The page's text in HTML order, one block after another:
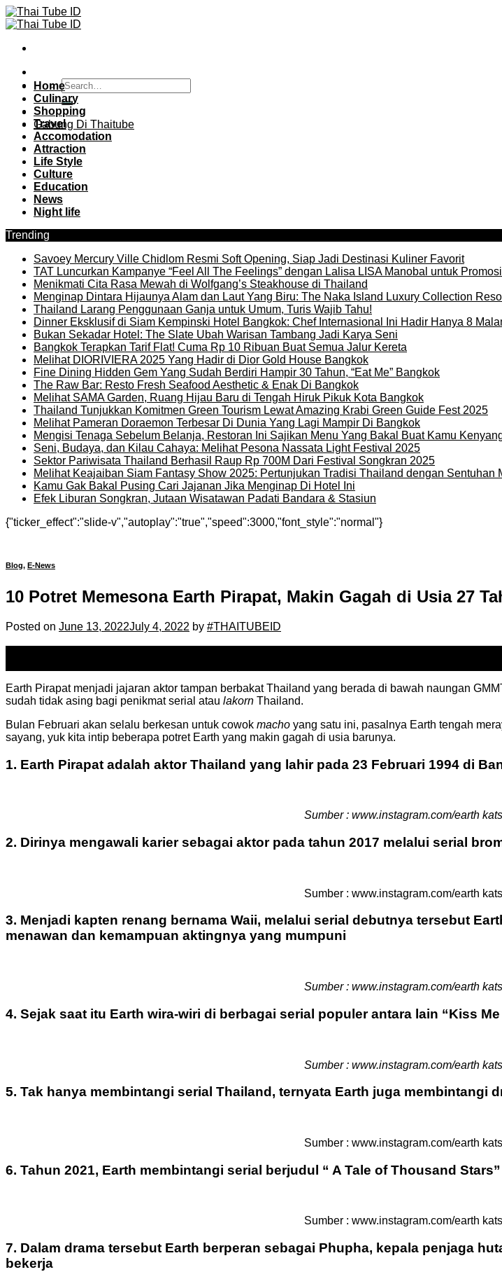
Skip
to
Gabung Di Thaitube
Home
Culinary
Shopping
Travel
Accomodation
Attraction
Life Style
Culture
Education
News
Night life
Trending
Savoey Mercury Ville Chidlom Resmi Soft Opening, Siap Jadi Destinasi Kuliner Favorit
TAT Luncurkan Kampanye “Feel All The Feelings” dengan Lalisa LISA Manobal untuk
Menikmati Cita Rasa Mewah di Wolfgang’s Steakhouse di Thailand
Menginap Dintara Hijaunya Alam dan Laut Yang Biru: The Naka Island Luxury Collection
Thailand Larang Penggunaan Ganja untuk Umum, Turis Wajib Tahu!
Dinner Eksklusif di Siam Kempinski Hotel Bangkok: Chef Internasional Ini Hadir Hanya 8
Bukan Sekadar Hotel: The Slate Ubah Warisan Tambang Jadi Karya Seni
Bangkok Terapkan Tarif Flat! Cuma Rp 10 Ribuan Buat Semua Jalur Kereta
Melihat DIORIVIERA 2025 Yang Hadir di Dior Gold House Bangkok
Fine Dining Hidden Gem Yang Sudah Berdiri Hampir 30 Tahun, “Eat Me” Bangkok
The Raw Bar: Resto Fresh Seafood Aesthetic & Enak Di Bangkok
Melihat SAMA Garden, Ruang Hijau Baru di Tengah Hiruk Pikuk Kota Bangkok
Thailand Tunjukkan Komitmen Green Tourism Lewat Amazing Krabi Green Guide Fest 2025
Melihat Pameran Doraemon Terbesar Di Dunia Yang Lagi Mampir Di Bangkok
Mengisi Tenaga Sebelum Belanja, Restoran Ini Sajikan Menu Yang Bakal Buat Kamu
Seni, Budaya, dan Kilau Cahaya: Melihat Pesona Nassata Light Festival 2025
Sektor Pariwisata Thailand Berhasil Raup Rp 700M Dari Festival Songkran 2025
Melihat Keajaiban Siam Fantasy Show 2025: Pertunjukan Tradisi Thailand dengan Sentuhan
Kamu Gak Bakal Pusing Cari Jajanan Jika Menginap Di Hotel Ini
Efek Liburan Songkran, Jutaan Wisatawan Padati Bandara & Stasiun
{"ticker_effect":"slide-v","autoplay":"true","speed":3000,"font_style":"normal"}
Blog, E-News
10 Potret Memesona Earth Pirapat, Makin Gagah di Usia 27
Posted on June 13, 2022July 4, 2022 by #THAITUBEID
Earth Pirapat menjadi jajaran aktor tampan berbakat Thailand yang berada di bawah naungan
sudah tidak asing bagi penikmat serial atau lakorn Thailand.
Bulan Februari akan selalu berkesan untuk cowok macho yang satu ini, pasalnya Earth tengah
sayang, yuk kita intip beberapa potret Earth yang makin gagah di usia barunya.
1. Earth Pirapat adalah aktor Thailand yang lahir pada 23 Februari 1994 di
Sumber : www.instagram.com/earth
2. Dirinya mengawali karier sebagai aktor pada tahun 2017 melalui serial
Sumber : www.instagram.com/earth
3. Menjadi kapten renang bernama Waii, melalui serial debutnya tersebut
menawan dan kemampuan aktingnya yang mumpuni
Sumber : www.instagram.com/earth
4. Sejak saat itu Earth wira-wiri di berbagai serial populer antara lain “Kiss
Sumber : www.instagram.com/earth
5. Tak hanya membintangi serial Thailand, ternyata Earth juga membintangi
Sumber : www.instagram.com/earth
6. Tahun 2021, Earth membintangi serial berjudul “ A Tale of Thousand
Sumber : www.instagram.com/earth
7. Dalam drama tersebut Earth berperan sebagai Phupha, kepala penjaga
bekerja